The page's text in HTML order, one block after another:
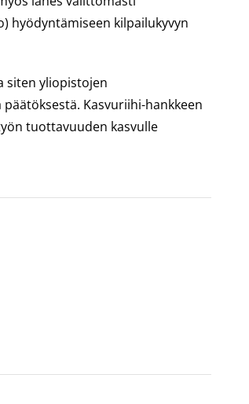
hyödyntämiseen kilpailukyvyn
siten yliopistojen
Kasvuriihi-hankkeen
tuottavuuden kasvulle